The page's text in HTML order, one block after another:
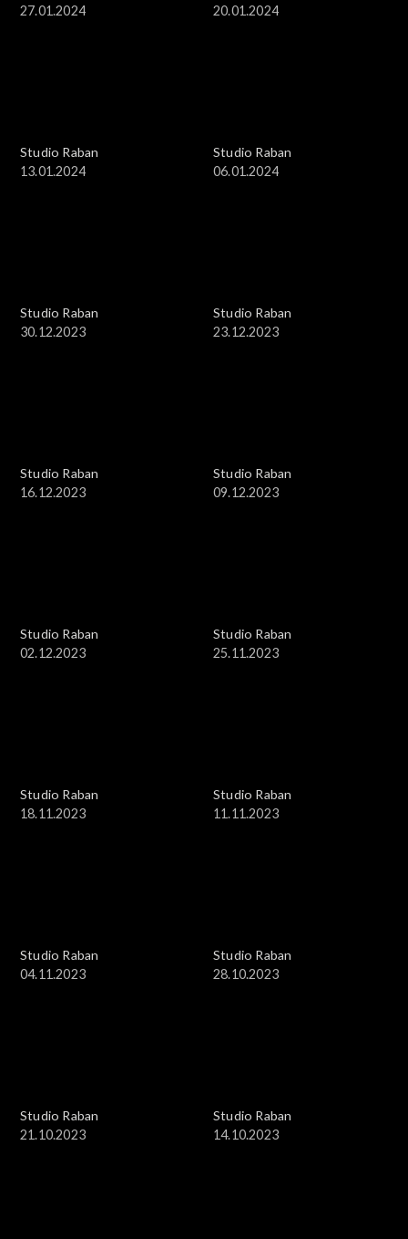
27.01.2024
20.01.2024
Studio Raban
13.01.2024
Studio Raban
06.01.2024
Studio Raban
30.12.2023
Studio Raban
23.12.2023
Studio Raban
16.12.2023
Studio Raban
09.12.2023
Studio Raban
02.12.2023
Studio Raban
25.11.2023
Studio Raban
18.11.2023
Studio Raban
11.11.2023
Studio Raban
04.11.2023
Studio Raban
28.10.2023
Studio Raban
21.10.2023
Studio Raban
14.10.2023